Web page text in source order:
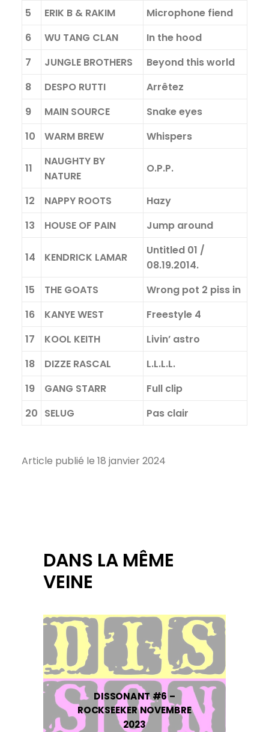
5 ERIK B & RAKIM
Microphone fiend
6
WU TANG CLAN
In the hood
7
JUNGLE BROTHERS
Beyond this world
8
DESPO RUTTI
Arrêtez
9
MAIN SOURCE
Snake eyes
10
WARM BREW Whispers
11
NAUGHTY BY
NATURE
O.P.P.
12 NAPPY ROOTS
Hazy
13
HOUSE OF PAIN Jump around
14 KENDRICK LAMAR
Untitled 01 /
08.19.2014.
15
THE GOATS
Wrong pot 2 piss in
16
KANYE WEST
Freestyle 4
17
KOOL KEITH
Livin’ astro
18
DIZZE RASCAL
L.L.L.L.
19
GANG STARR
Full clip
20 SELUG Pas clair
Article publié le 18 janvier 2024
DANS LA MÊME
VEINE
DISSONANT #6 –
ROCKSEEKER NOVEMBRE
2023